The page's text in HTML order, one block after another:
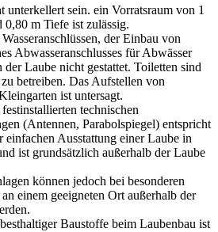
unterkellert sein. ein Vorratsraum von 1
0,80 m Tiefe ist zulässig.
der Einbau von
Abwasseranschlusses für Abwässer
Laube nicht gestattet. Toiletten sind
betreiben. Das Aufstellen von
ist untersagt.
technischen
(Antennen, Parabolspiegel) entspricht
einfachen Ausstattung einer Laube in
ist grundsätzlich außerhalb der Laube
können jedoch bei besonderen
einem geeigneten Ort außerhalb der
Baustoffe beim Laubenbau ist